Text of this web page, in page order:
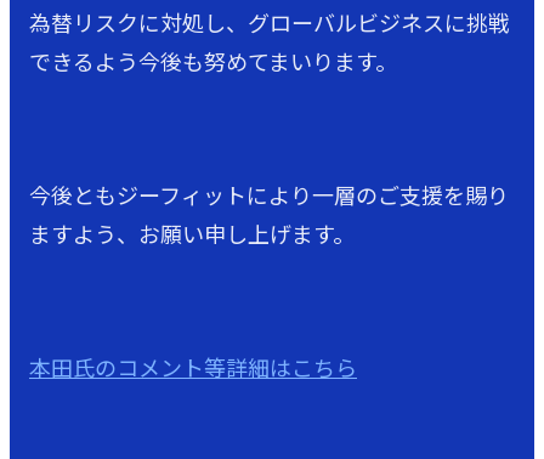
為替リスクに対処し、グローバルビジネスに挑戦
できるよう今後も努めてまいります。
今後ともジーフィットにより一層のご支援を賜り
ますよう、お願い申し上げます。
本田氏のコメント等詳細はこちら